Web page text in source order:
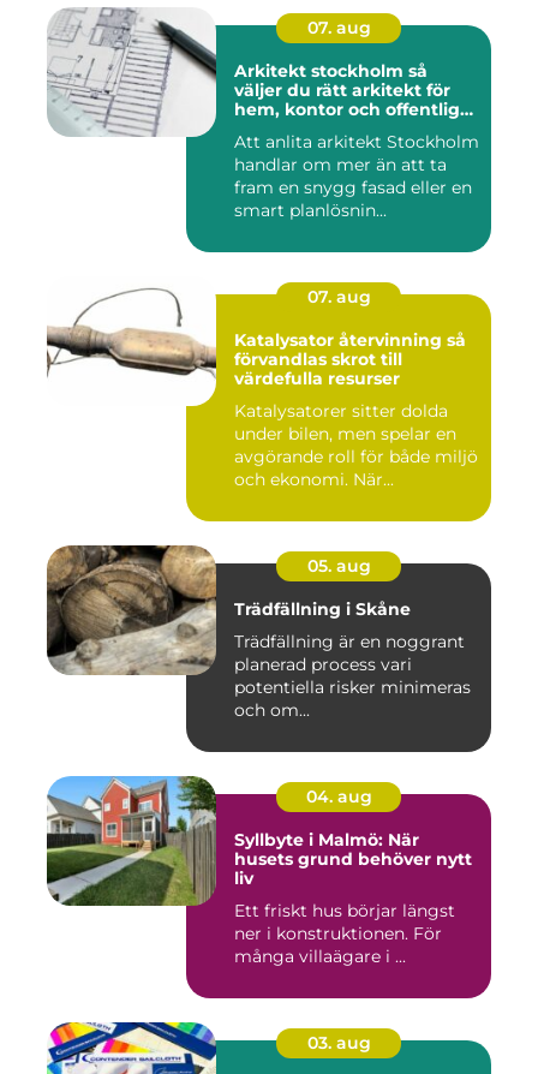
07. aug
Arkitekt stockholm så
väljer du rätt arkitekt för
hem, kontor och offentlig
Att anlita arkitekt Stockholm
handlar om mer än att ta
fram en snygg fasad eller en
smart planlösnin...
07. aug
Katalysator återvinning så
förvandlas skrot till
värdefulla resurser
Katalysatorer sitter dolda
under bilen, men spelar en
avgörande roll för både miljö
och ekonomi. När...
05. aug
Trädfällning i Skåne
Trädfällning är en noggrant
planerad process vari
potentiella risker minimeras
och om...
04. aug
Syllbyte i Malmö: När
husets grund behöver nytt
liv
Ett friskt hus börjar längst
ner i konstruktionen. För
många villaägare i ...
03. aug